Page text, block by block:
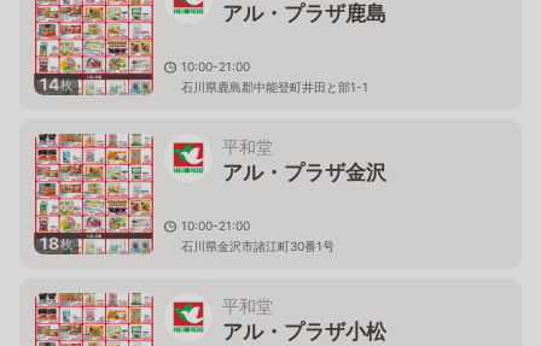
14枚
アル・プラザ鹿島
10:00-21:00
石川県鹿島郡中能登町井田と部1-1
18枚
平和堂
アル・プラザ金沢
10:00-21:00
石川県金沢市諸江町30番1号
平和堂
アル・プラザ小松